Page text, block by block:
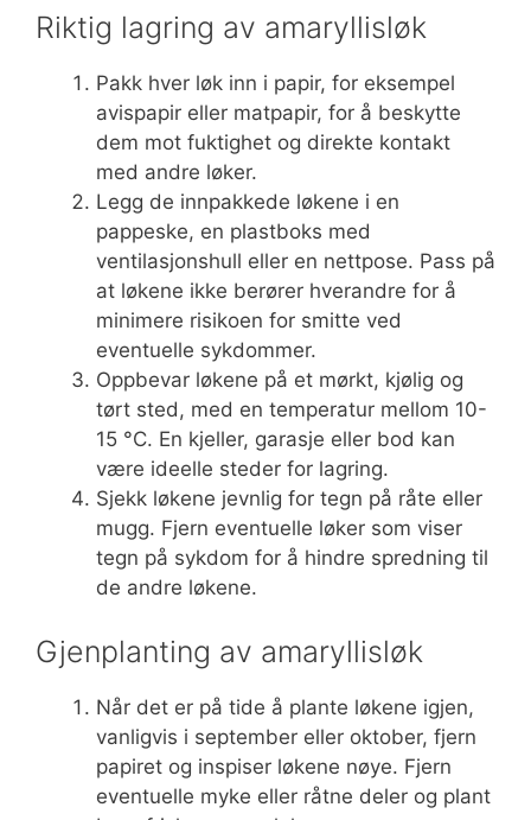
Riktig lagring av amaryllisløk
Pakk hver løk inn i papir, for eksempel
avispapir eller matpapir, for å beskytte
dem mot fuktighet og direkte kontakt
med andre løker.
Legg de innpakkede løkene i en
pappeske, en plastboks med
ventilasjonshull eller en nettpose. Pass på
at løkene ikke berører hverandre for å
minimere risikoen for smitte ved
eventuelle sykdommer.
Oppbevar løkene på et mørkt, kjølig og
tørt sted, med en temperatur mellom 10-
15 °C. En kjeller, garasje eller bod kan
være ideelle steder for lagring.
Sjekk løkene jevnlig for tegn på råte eller
mugg. Fjern eventuelle løker som viser
tegn på sykdom for å hindre spredning til
de andre løkene.
Gjenplanting av amaryllisløk
Når det er på tide å plante løkene igjen,
vanligvis i september eller oktober, fjern
papiret og inspiser løkene nøye. Fjern
eventuelle myke eller råtne deler og plant